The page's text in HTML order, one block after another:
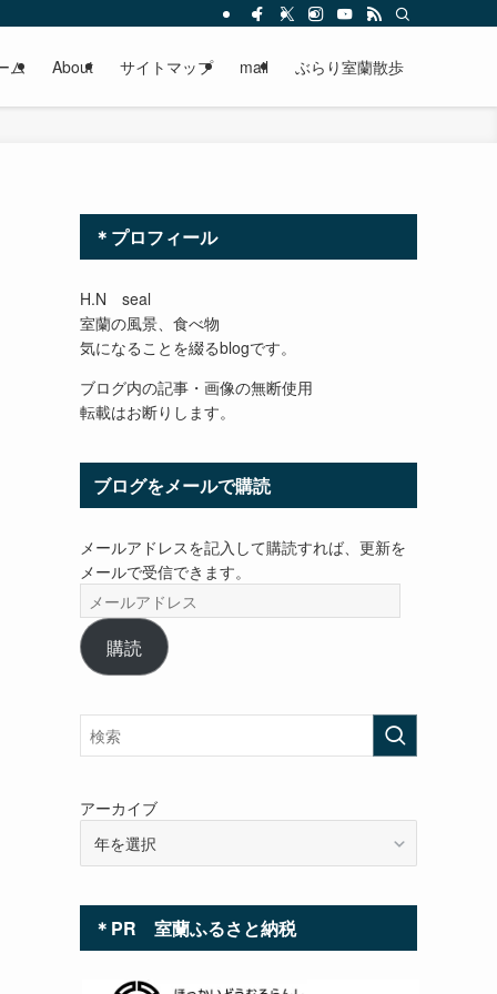
ム About サイトマップ mail ぶらり室蘭散歩
＊プロフィール
H.N seal
室蘭の風景、食べ物
気になることを綴るblogです。
ブログ内の記事・画像の無断使用
転載はお断りします。
ブログをメールで購読
メールアドレスを記入して購読すれば、更新を
メールで受信できます。
ー
ル
ア
レ
ス
購読
アーカイブ
＊PR 室蘭ふるさと納税